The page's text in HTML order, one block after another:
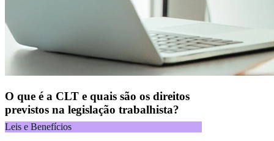
O que é a CLT e quais são os direitos
previstos na legislação trabalhista?
Leis e Benefícios